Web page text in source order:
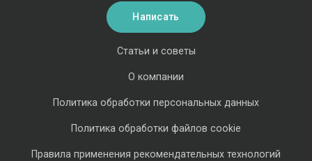
Статьи и советы
О компании
Политика обработки персональных данных
Политика обработки файлов cookie
Правила применения рекомендательных технологий
Написать